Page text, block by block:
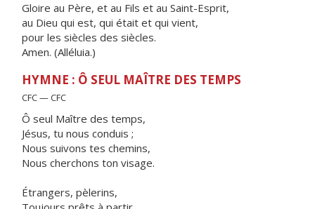
Gloire au Père, et au Fils et au Saint-Esprit,
au Dieu qui est, qui était et qui vient,
pour les siècles des siècles.
Amen. (Alléluia.)
HYMNE : Ô SEUL MAÎTRE DES TEMPS
CFC — CFC
Ô seul Maître des temps,
Jésus, tu nous conduis ;
Nous suivons tes chemins,
Nous cherchons ton visage.
Étrangers, pèlerins,